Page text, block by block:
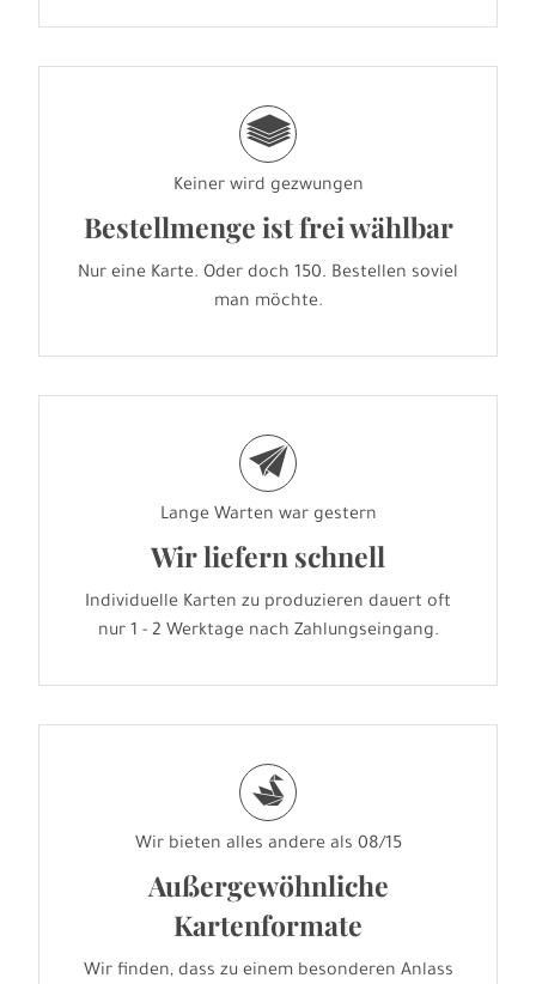
g
Keiner wird gezwungen
Bestellmenge ist frei wählbar
Nur eine Karte. Oder doch 150. Bestellen soviel
man möchte.
e
Lange Warten war gestern
Wir liefern schnell
Individuelle Karten zu produzieren dauert oft
nur 1 - 2 Werktage nach Zahlungseingang.
s
Wir bieten alles andere als 08/15
Außergewöhnliche
Kartenformate
Wir finden, dass zu einem besonderen Anlass